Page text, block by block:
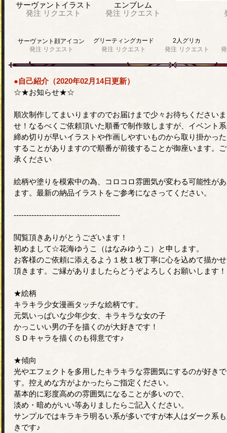
サーヴァントイラスト
発注 リクエスト
エンブレム
発注 リクエスト
サーヴァント顔アイコン
発注 リクエスト
グリーティングカード
発注 リクエスト
2人グリカ
発注 リクエスト
●自己紹介（2020年02月14日更新）
☆★お知らせ★☆
順次制作してまいりますのでお届けまで少々お待ちくださいま
せ！なるべくご依頼頂いた順番で制作致しますが、イベント
締め切りが早いイラストや作画しやすいものから取り掛かっ
することがありますので順番が前後することが御座います。
承ください
絵柄や塗りを模索中の為、コロコロ雰囲気が変わる可能性が
ます。最新の納品イラストをご参考になさってください。
------------------------------------------
閲覧頂きありがとうございます！
初めまして☆花海ゆうこ（はなみゆうこ）と申します。
お客様のご依頼に添えるよう１枚１枚丁寧に心を込めて描か
頂きます。ご縁がありましたらどうぞよろしくお願いします！
★絵柄
キラキラ少女漫画タッチな絵柄です。
元気いっぱいな少年少女、キラキラな女の子
かっこいい男の子を描くのが大好きです！
ＳＤキャラを描くのも得意です♪
★傾向
光やエフェクトを多用したキラキラな雰囲気にするのが好きで
す。控えめな方がよかったらご指定ください。
基本的に彩度高めの雰囲気になることが多いので、
淡め・暗めがいい等ありましたらご記入ください。
サンプルではキラキラ明るい系が多いですが本人はダーク系
きです♪